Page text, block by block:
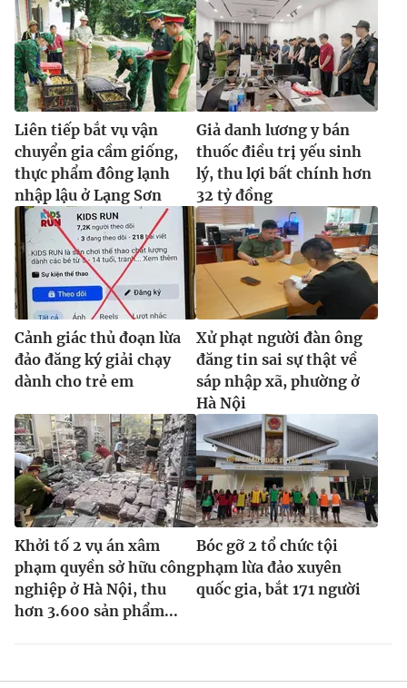
Liên tiếp bắt vụ vận
chuyển gia cầm giống,
thực phẩm đông lạnh
nhập lậu ở Lạng Sơn
Giả danh lương y bán
thuốc điều trị yếu sinh
lý, thu lợi bất chính hơn
32 tỷ đồng
Cảnh giác thủ đoạn lừa
đảo đăng ký giải chạy
dành cho trẻ em
Xử phạt người đàn ông
đăng tin sai sự thật về
sáp nhập xã, phường ở
Hà Nội
Khởi tố 2 vụ án xâm
phạm quyền sở hữu công
nghiệp ở Hà Nội, thu
hơn 3.600 sản phẩm...
Bóc gỡ 2 tổ chức tội
phạm lừa đảo xuyên
quốc gia, bắt 171 người